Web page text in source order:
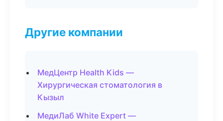
Другие компании
МедЦентр Health Kids —
Хирургическая стоматология в
Кызыл
МедиЛаб White Expert —